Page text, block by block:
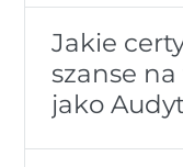
Jakie
szanse
jako